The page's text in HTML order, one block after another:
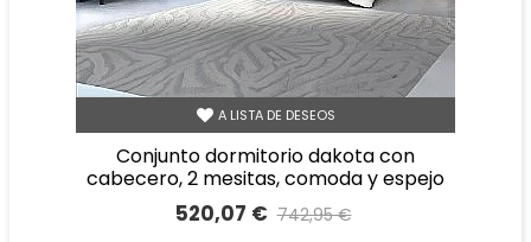
A LISTA DE DESEOS
conjunto dormitorio dakota con
cabecero, 2 mesitas, comoda y espejo
520,07 € 742,95 €